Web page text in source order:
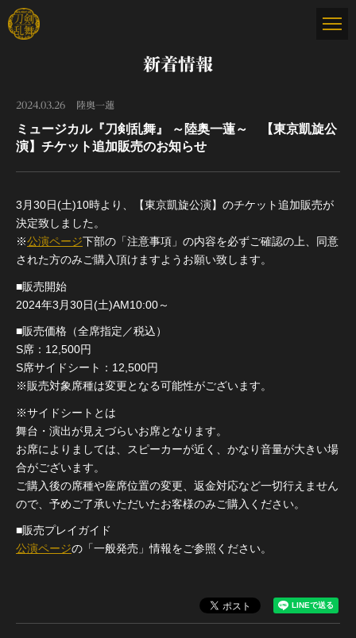
新着情報
2024.03.26 陸奥一蓮
ミュージカル『刀剣乱舞』 ～陸奥一蓮～ 【東京凱旋公
演】チケット追加販売のお知らせ
3月30日(土)10時より、【東京凱旋公演】のチケット追加販売が
決定致しました。
※公演ページ下部の「注意事項」の内容を必ずご確認の上、同意
された方のみご購入頂けますようお願い致します。
■販売開始
2024年3月30日(土)AM10:00～
■販売価格（全席指定／税込）
S席：12,500円
S席サイドシート：12,500円
※販売対象席種は変更となる可能性がございます。
※サイドシートとは
舞台・演出が見えづらいお席となります。
お席によりましては、スピーカーが近く、かなり音量が大きい場
合がございます。
ご購入後の席種や座席位置の変更、返金対応など一切行えません
ので、予めご了承いただいたお客様のみご購入ください。
■販売プレイガイド
公演ページの「一般発売」情報をご参照ください。